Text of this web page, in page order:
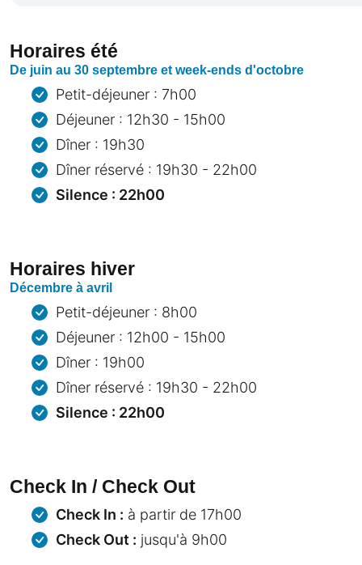
Horaires été
De juin au 30 septembre et week-ends d'octobre
Petit-déjeuner : 7h00
Déjeuner : 12h30 - 15h00
Dîner : 19h30
Dîner réservé : 19h30 - 22h00
Silence : 22h00
Horaires hiver
Décembre à avril
Petit-déjeuner : 8h00
Déjeuner : 12h00 - 15h00
Dîner : 19h00
Dîner réservé : 19h30 - 22h00
Silence : 22h00
Check In / Check Out
Check In : à partir de 17h00
Check Out : jusqu'à 9h00